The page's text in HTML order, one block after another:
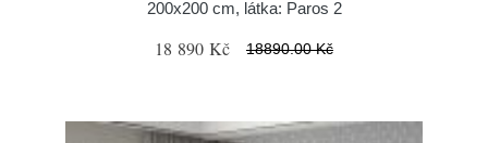
200x200 cm, látka: Paros 2
18 890 Kč 18890.00 Kč